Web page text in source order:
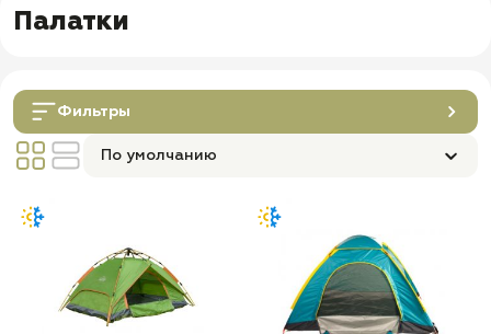
Палатки
Фильтры
По умолчанию